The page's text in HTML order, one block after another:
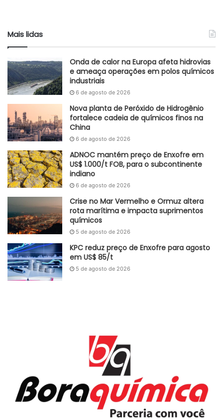
(-0,3%). No acumulado de 12 meses, a produção industrial
Espírito Santo (-6,7%). Dos seis locais com alta, destacou-
se o Mato Grosso (21,6%).
Fonte IBGE
Etiquetas Brasil IBGE indústria
Mais lidas
Onda de calor na Europa afeta hidrovias
e ameaça operações em polos químicos
industriais
6 de agosto de 2026
Nova planta de Peróxido de Hidrogênio
fortalece cadeia de químicos finos na
China
6 de agosto de 2026
ADNOC mantém preço de Enxofre em
US$ 1.000/t FOB, para o subcontinente
indiano
6 de agosto de 2026
Crise no Mar Vermelho e Ormuz altera
rota marítima e impacta suprimentos
químicos
5 de agosto de 2026
KPC reduz preço de Enxofre para agosto
em US$ 85/t
5 de agosto de 2026